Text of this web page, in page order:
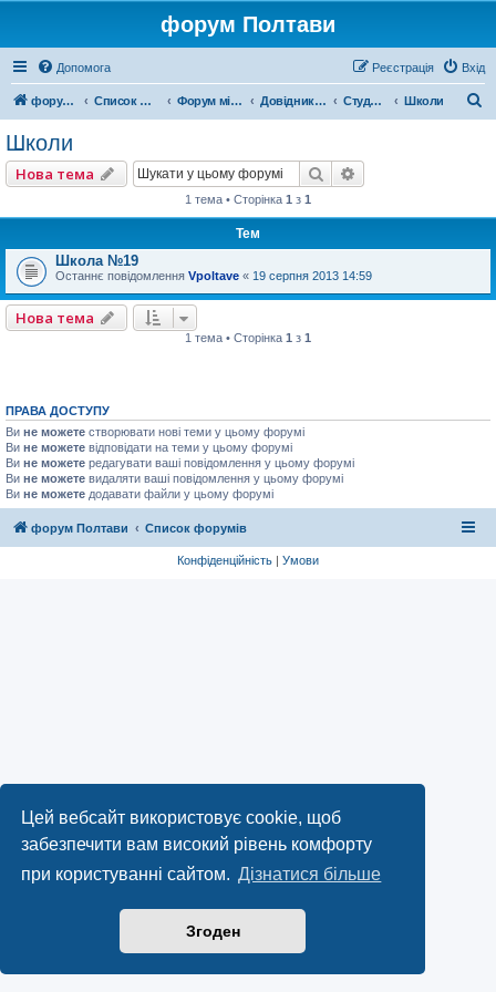
Цей вебсайт використовує cookie, щоб
забезпечити вам високий рівень комфорту
при користуванні сайтом. Дізнатися більше
Згоден
форум Полтави
Допомога Вхід
Реєстрація
форум Полтави Список форумів Форум міста Полтава Довідник Полтави Студентський форум Школи
Школи
Нова тема Пошук
1 тема • Сторінка 1 з 1
Тем
Школа №19
Останнє повідомлення Vpoltave « 19 серпня 2013 14:59
Нова тема
1 тема • Сторінка 1 з 1
ПРАВА ДОСТУПУ
Ви не можете створювати нові теми у цьому форумі
Ви не можете відповідати на теми у цьому форумі
Ви не можете редагувати ваші повідомлення у цьому форумі
Ви не можете видаляти ваші повідомлення у цьому форумі
Ви не можете додавати файли у цьому форумі
форум Полтави Список форумів
Конфіденційність | Умови